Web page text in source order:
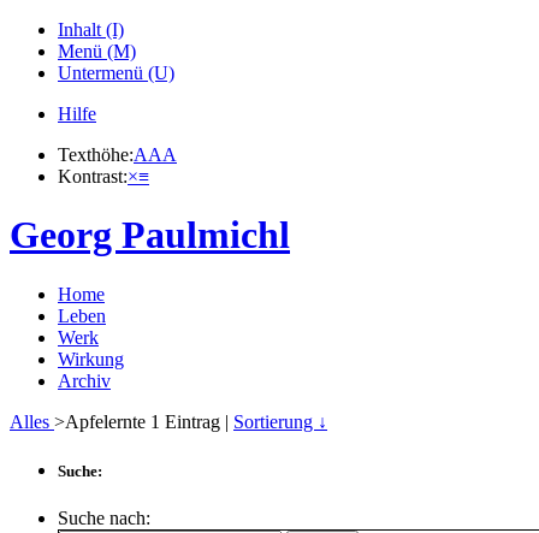
Inhalt (I)
Menü (M)
Untermenü (U)
Hilfe
Texthöhe:AAA
Kontrast:×≡
Georg Paulmichl
Home
Leben
Werk
Wirkung
Archiv
Alles >Apfelernte 1 Eintrag | Sortierung ↓
Suche:
Suche nach: